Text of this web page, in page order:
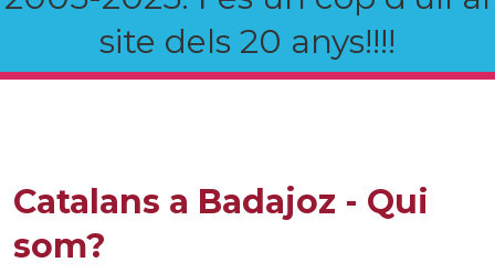
site dels 20 anys!!!!
Catalans a Badajoz - Qui
som?